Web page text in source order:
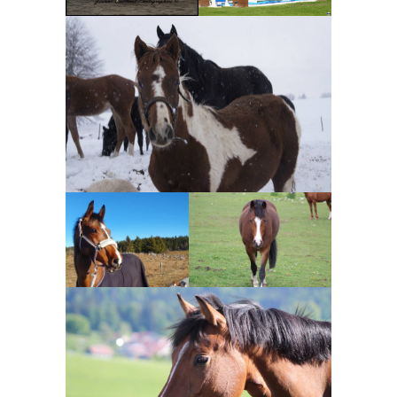
6 ans et plus Origine Constatée
Lucile GAUDET
Selle
Français
Vendu
Lucile
GAUDET
Poney Français
de selle Vendu
Lucile GAUDET
6 ans et plus Poney Français de selle